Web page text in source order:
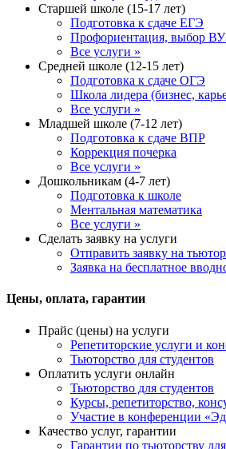
Старшей школе (15-17 лет)
Подготовка к сдаче ЕГЭ
Профориентация, выбор
Все услуги »
Средней школе (12-15 лет)
Подготовка к сдаче ОГЭ
Школа лидера (бизнес,
Все услуги »
Младшей школе (7-12 лет)
Подготовка к сдаче ВПР
Коррекция почерка
Все услуги »
Дошкольникам (4-7 лет)
Подготовка к школе
Ментальная математика
Все услуги »
Сделать заявку на услуги
Отправить заявку на
Заявка на бесплатное
Цены, оплата, гарантии
Прайс (цены) на услуги
Репетиторские услуги и
Тьюторство для студентов
Оплатить услуги онлайн
Тьюторство для студентов
Курсы, репетиторство,
Участие в конференции
Качество услуг, гарантии
Гарантии по тьюторству